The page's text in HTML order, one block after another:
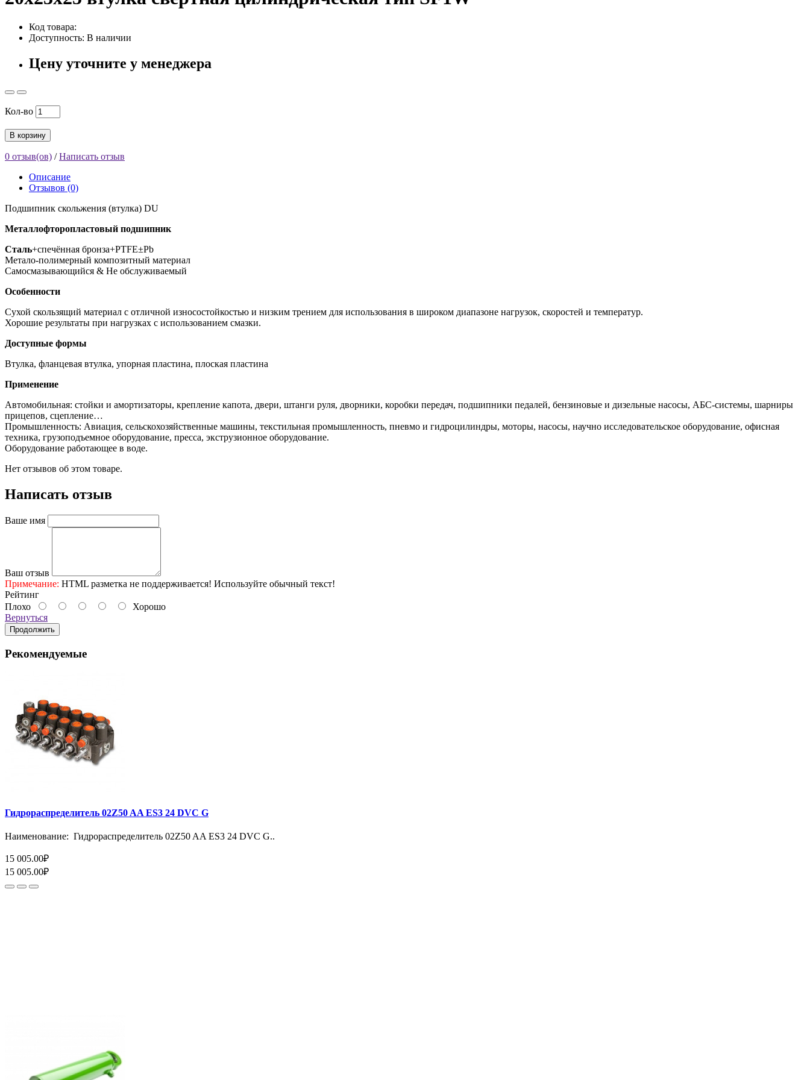
Код товара:
Доступность: В наличии
Цену уточните у менеджера
Кол-во
В корзину
0 отзыв(ов) /Написать отзыв
Описание
Отзывов (0)
Подшипник скольжения (втулка) DU
Металлофторопластовый подшипник
Сталь+спечённая бронза+PTFE±Pb
Метало-полимерный композитный материал
Самосмазывающийся & Не обслуживаемый
Особенности
Сухой скользящий материал с отличной износостойкостью и низким трением для использования в широком диапазоне нагрузок, скоростей и температур.
Хорошие результаты при нагрузках с использованием смазки.
Доступные формы
Втулка, фланцевая втулка, упорная пластина, плоская пластина
Применение
Автомобильная: стойки и амортизаторы, крепление капота, двери, штанги руля, дворники, коробки передач, подшипники педалей, бензиновые и дизельные насосы, АБС-системы, шарниры
прицепов, сцепление…
Промышленность: Авиация, сельскохозяйственные машины, текстильная промышленность, пневмо и гидроцилиндры, моторы, насосы, научно исследовательское оборудование, офисная
техника, грузоподъемное оборудование, пресса, экструзионное оборудование.
Оборудование работающее в воде.
Нет отзывов об этом товаре.
Написать отзыв
Ваше имя
Ваш отзыв
Примечание: HTML разметка не поддерживается! Используйте обычный текст!
Рейтинг
Плохо
Хорошо
Вернуться
Продолжить
Рекомендуемые
Гидрораспределитель 02Z50 AA ES3 24 DVC G
Наименование: Гидрораспределитель 02Z50 AA ES3 24 DVC G..
15 005.00₽
15 005.00₽